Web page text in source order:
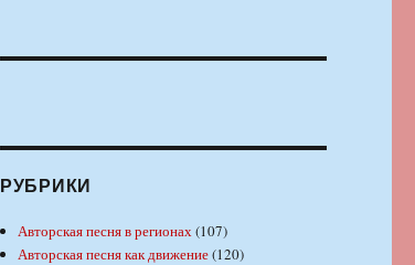
РУБРИКИ
Авторская песня в регионах(107)
Авторская песня как движение(120)